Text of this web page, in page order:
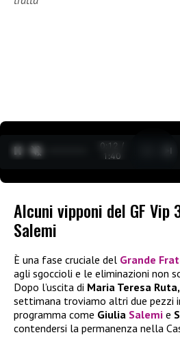
0:13 /
1:40
Alcuni vipponi del GF
Salemi
È una fase cruciale del Grande
agli sgoccioli e le eliminazioni non
Dopo l’uscita di Maria Teresa Ruta,
settimana troviamo altri due pezzi
programma come Giulia Salemi e
contendersi la permanenza nella